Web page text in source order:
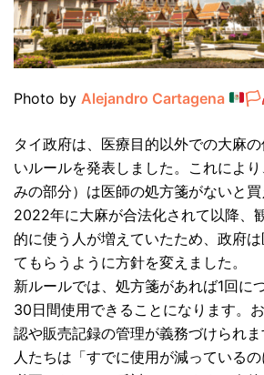
Photo by Alejandro Cartagena 🏳‍
タイ政府は、医療目的以外での大麻
いルールを発表しました。これによ
みの部分）は医師の処方箋がないと買
2022年に大麻が合法化されて以降、
的に使う人が増えていたため、政府
てもらうように方針を変えました。
新ルールでは、処方箋があれば1回に
30日間使用できることになります。
認や販売記録の管理が義務づけられ
人たちは「すでに使用が減っている